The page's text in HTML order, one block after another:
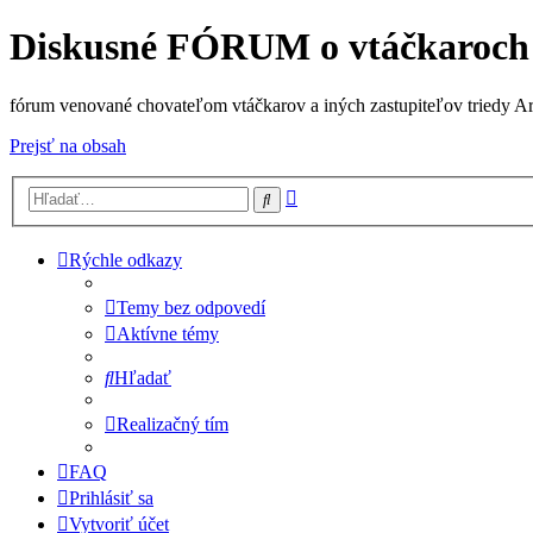
Diskusné FÓRUM o vtáčkaroch
fórum venované chovateľom vtáčkarov a iných zastupiteľov triedy
Prejsť na obsah
Hľadať
Rýchle odkazy
Temy bez odpovedí
Aktívne témy
Hľadať
Realizačný tím
FAQ
Prihlásiť sa
Vytvoriť účet